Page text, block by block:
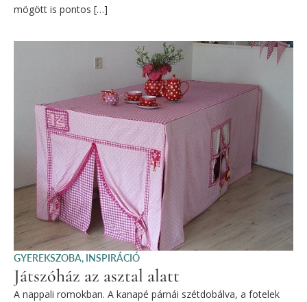
mögött is pontos […]
GYEREKSZOBA, INSPIRÁCIÓ
Játszóház az asztal alatt
A nappali romokban. A kanapé párnái szétdobálva, a fotelek